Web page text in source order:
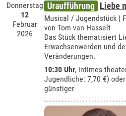
Donnerstag
12
Februar
2026
Uraufführung Liebe
Musical / Jugendstück |
von Tom van Hasselt
Das Stück thematisiert
Erwachsenwerden und
Veränderungen.
10:30 Uhr, intimes
Jugendliche: 7,70 €)
günstiger